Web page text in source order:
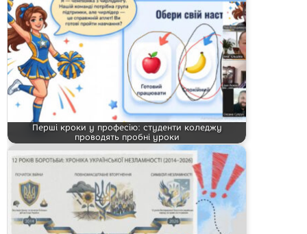
Перші кроки у професію: студенти коледжу
проводять пробні уроки